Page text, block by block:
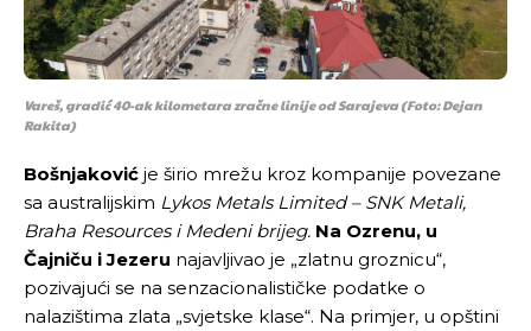
Vareš, gradić 40-ak kilometara zračne linije od Sarajeva (Foto: Dejan
Rakita)
Bošnjaković je širio mrežu kroz kompanije povezane
sa australijskim Lykos Metals Limited – SNK Metali,
Braha Resources i Medeni brijeg. Na Ozrenu, u
Čajniču i Jezeru najavljivao je „zlatnu groznicu“,
pozivajući se na senzacionalističke podatke o
nalazištima zlata „svjetske klase“. Na primjer, u opštini